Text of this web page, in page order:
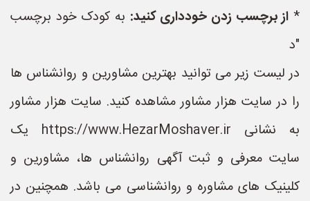
* از برچسب زدن خودداری کنید: به کودک خود برچسب
"د
در لیست زیر می توانید بهترین مشاورین و روانشناس ها
را در سایت هزار مشاور مشاهده کنید. سایت هزار مشاور
به نشانی https://www.HezarMoshaver.ir یک
سایت معرفی و ثبت آگهی روانشناس ها، مشاورین و
کلینیک های مشاوره و روانشناسی می باشد. همچنین در